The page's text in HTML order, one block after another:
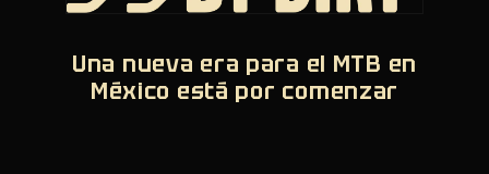
Una nueva era para el MTB en
México está por comenzar